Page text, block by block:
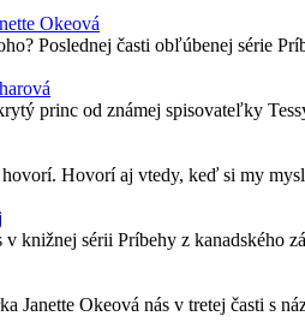
Okeová
Poslednej časti obľúbenej série
princ od známej spisovateľky
Hovorí aj vtedy, keď si my
knižnej sérii Príbehy z kanadského
Janette Okeová nás v tretej časti s